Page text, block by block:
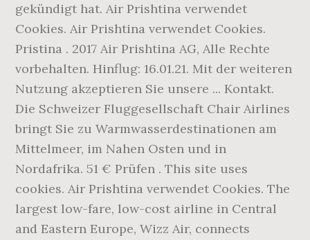
gekündigt hat. Air Prishtina verwendet
Cookies. Air Prishtina verwendet Cookies.
Pristina . 2017 Air Prishtina AG, Alle Rechte
vorbehalten. Hinflug: 16.01.21. Mit der weiteren
Nutzung akzeptieren Sie unsere ... Kontakt.
Die Schweizer Fluggesellschaft Chair Airlines
bringt Sie zu Warmwasserdestinationen am
Mittelmeer‚ im Nahen Osten und in
Nordafrika. 51 € Prüfen . This site uses
cookies. Air Prishtina verwendet Cookies. The
largest low-fare, low-cost airline in Central
and Eastern Europe, Wizz Air, connects